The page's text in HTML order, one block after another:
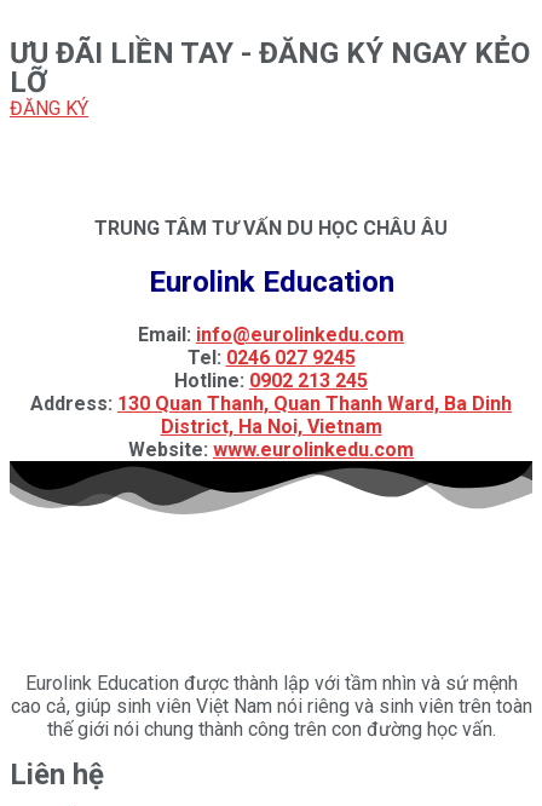
ƯU ĐÃI LIỀN TAY - ĐĂNG KÝ NGAY KẺO
LỠ
ĐĂNG KÝ
TRUNG TÂM TƯ VẤN DU HỌC CHÂU ÂU
Eurolink Education
Email: info@eurolinkedu.com
Tel: 0246 027 9245
Hotline: 0‎902 213 245
Address: 130 Quan Thanh, Quan Thanh Ward, Ba Dinh
District, Ha Noi, Vietnam
Website: www.eurolinkedu.com
Eurolink Education được thành lập với tầm nhìn và sứ mệnh
cao cả, giúp sinh viên Việt Nam nói riêng và sinh viên trên toàn
thế giới nói chung thành công trên con đường học vấn.
Liên hệ